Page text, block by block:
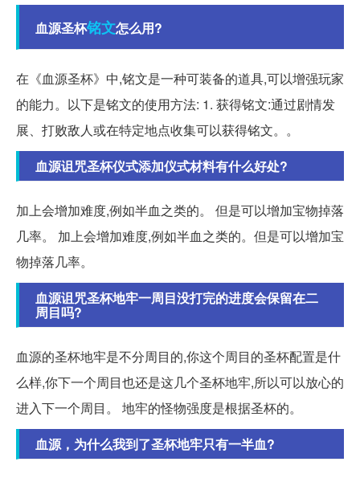
血源圣杯铭文怎么用?
在《血源圣杯》中,铭文是一种可装备的道具,可以增强玩家
的能力。以下是铭文的使用方法: 1. 获得铭文:通过剧情发
展、打败敌人或在特定地点收集可以获得铭文。。
血源诅咒圣杯仪式添加仪式材料有什么好处?
加上会增加难度,例如半血之类的。 但是可以增加宝物掉落
几率。 加上会增加难度,例如半血之类的。但是可以增加宝
物掉落几率。
血源诅咒圣杯地牢一周目没打完的进度会保留在二
周目吗?
血源的圣杯地牢是不分周目的,你这个周目的圣杯配置是什
么样,你下一个周目也还是这几个圣杯地牢,所以可以放心的
进入下一个周目。 地牢的怪物强度是根据圣杯的。
血源，为什么我到了圣杯地牢只有一半血?